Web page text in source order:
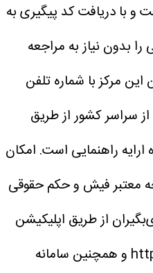
و با دریافت کد پیگیری به
بدون نیاز به مراجعه
مرکز با شماره تلفن
از سراسر کشور از طریق
ارایه راهنمایی است. امکان
معتبر فیش و حکم حقوقی
از طریق اپلیکیشن
تأمین من https://my.tamin.ir و همچنین سامانه